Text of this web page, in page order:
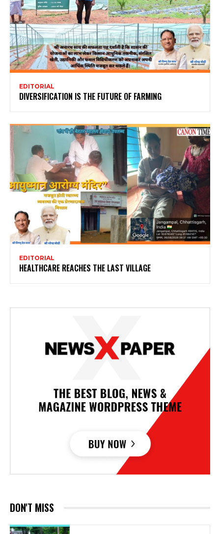
EDITORIAL
DIVERSIFICATION IS THE FUTURE OF FARMING
EDITORIAL
HEALTHCARE REACHES THE LAST VILLAGE
DON'T MISS